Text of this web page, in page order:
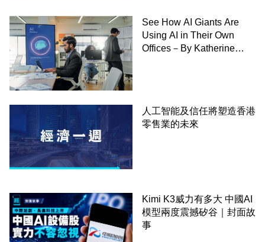
See How AI Giants Are
Using AI in Their Own
Offices－By Katherine
人工智能及信任將塑造香港
零售業的未來
Kimi K3威力有多大 中國AI
模型兩度震撼矽谷｜封面故
事